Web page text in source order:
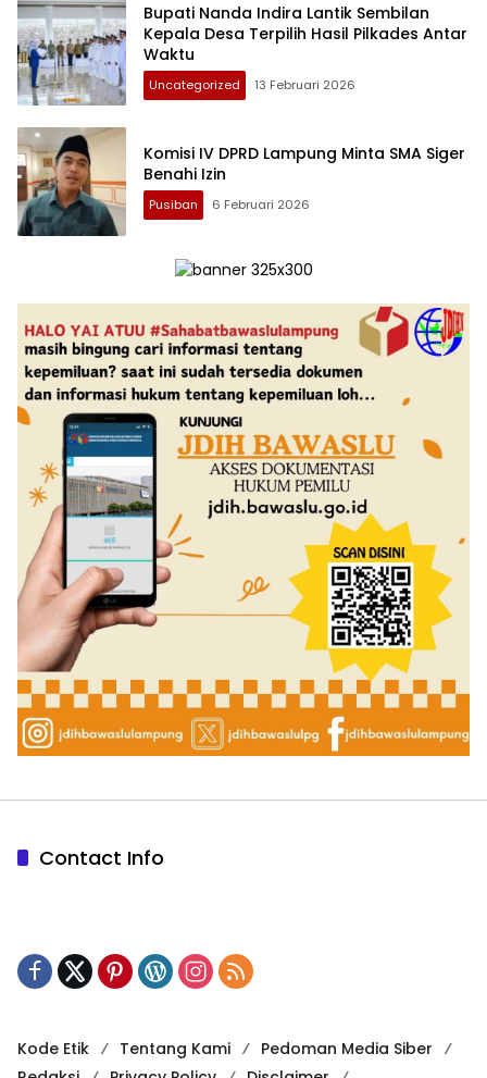
Bupati Nanda Indira Lantik Sembilan
Kepala Desa Terpilih Hasil Pilkades Antar
Waktu
Uncategorized 13 Februari 2026
Komisi IV DPRD Lampung Minta SMA Siger
Benahi Izin
Pusiban 6 Februari 2026
Contact Info
Kode Etik Tentang Kami
Pedoman Media Siber